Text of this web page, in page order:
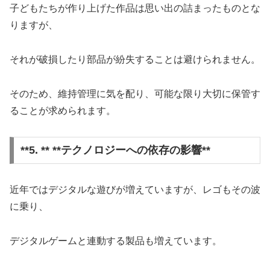
子どもたちが作り上げた作品は思い出の詰まったものとな
りますが、
それが破損したり部品が紛失することは避けられません。
そのため、維持管理に気を配り、可能な限り大切に保管す
ることが求められます。
**5. ** **テクノロジーへの依存の影響**
近年ではデジタルな遊びが増えていますが、レゴもその波
に乗り、
デジタルゲームと連動する製品も増えています。